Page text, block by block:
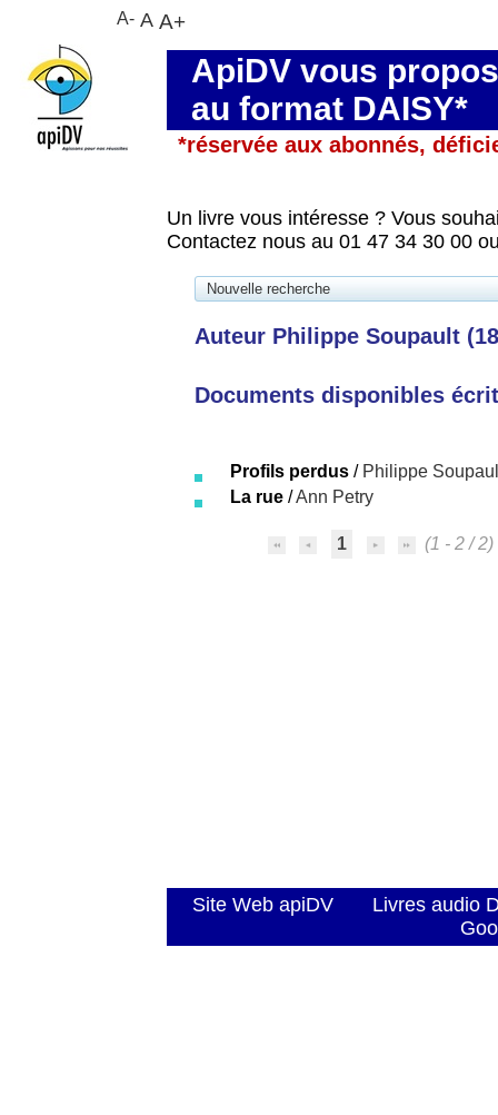
ApiDV vous
au format DAISY*
*réservée aux abonnés,
Un livre vous intéresse ? Vous
Contactez nous au 01 47 34 30 00
Nouvelle recherche
Auteur Philippe Soupault
Documents disponibles
Profils perdus / Philippe
La rue /Ann Petry
1 (1 - 2 / 2)
Site Web apiDV
Livres audio
A- A A+